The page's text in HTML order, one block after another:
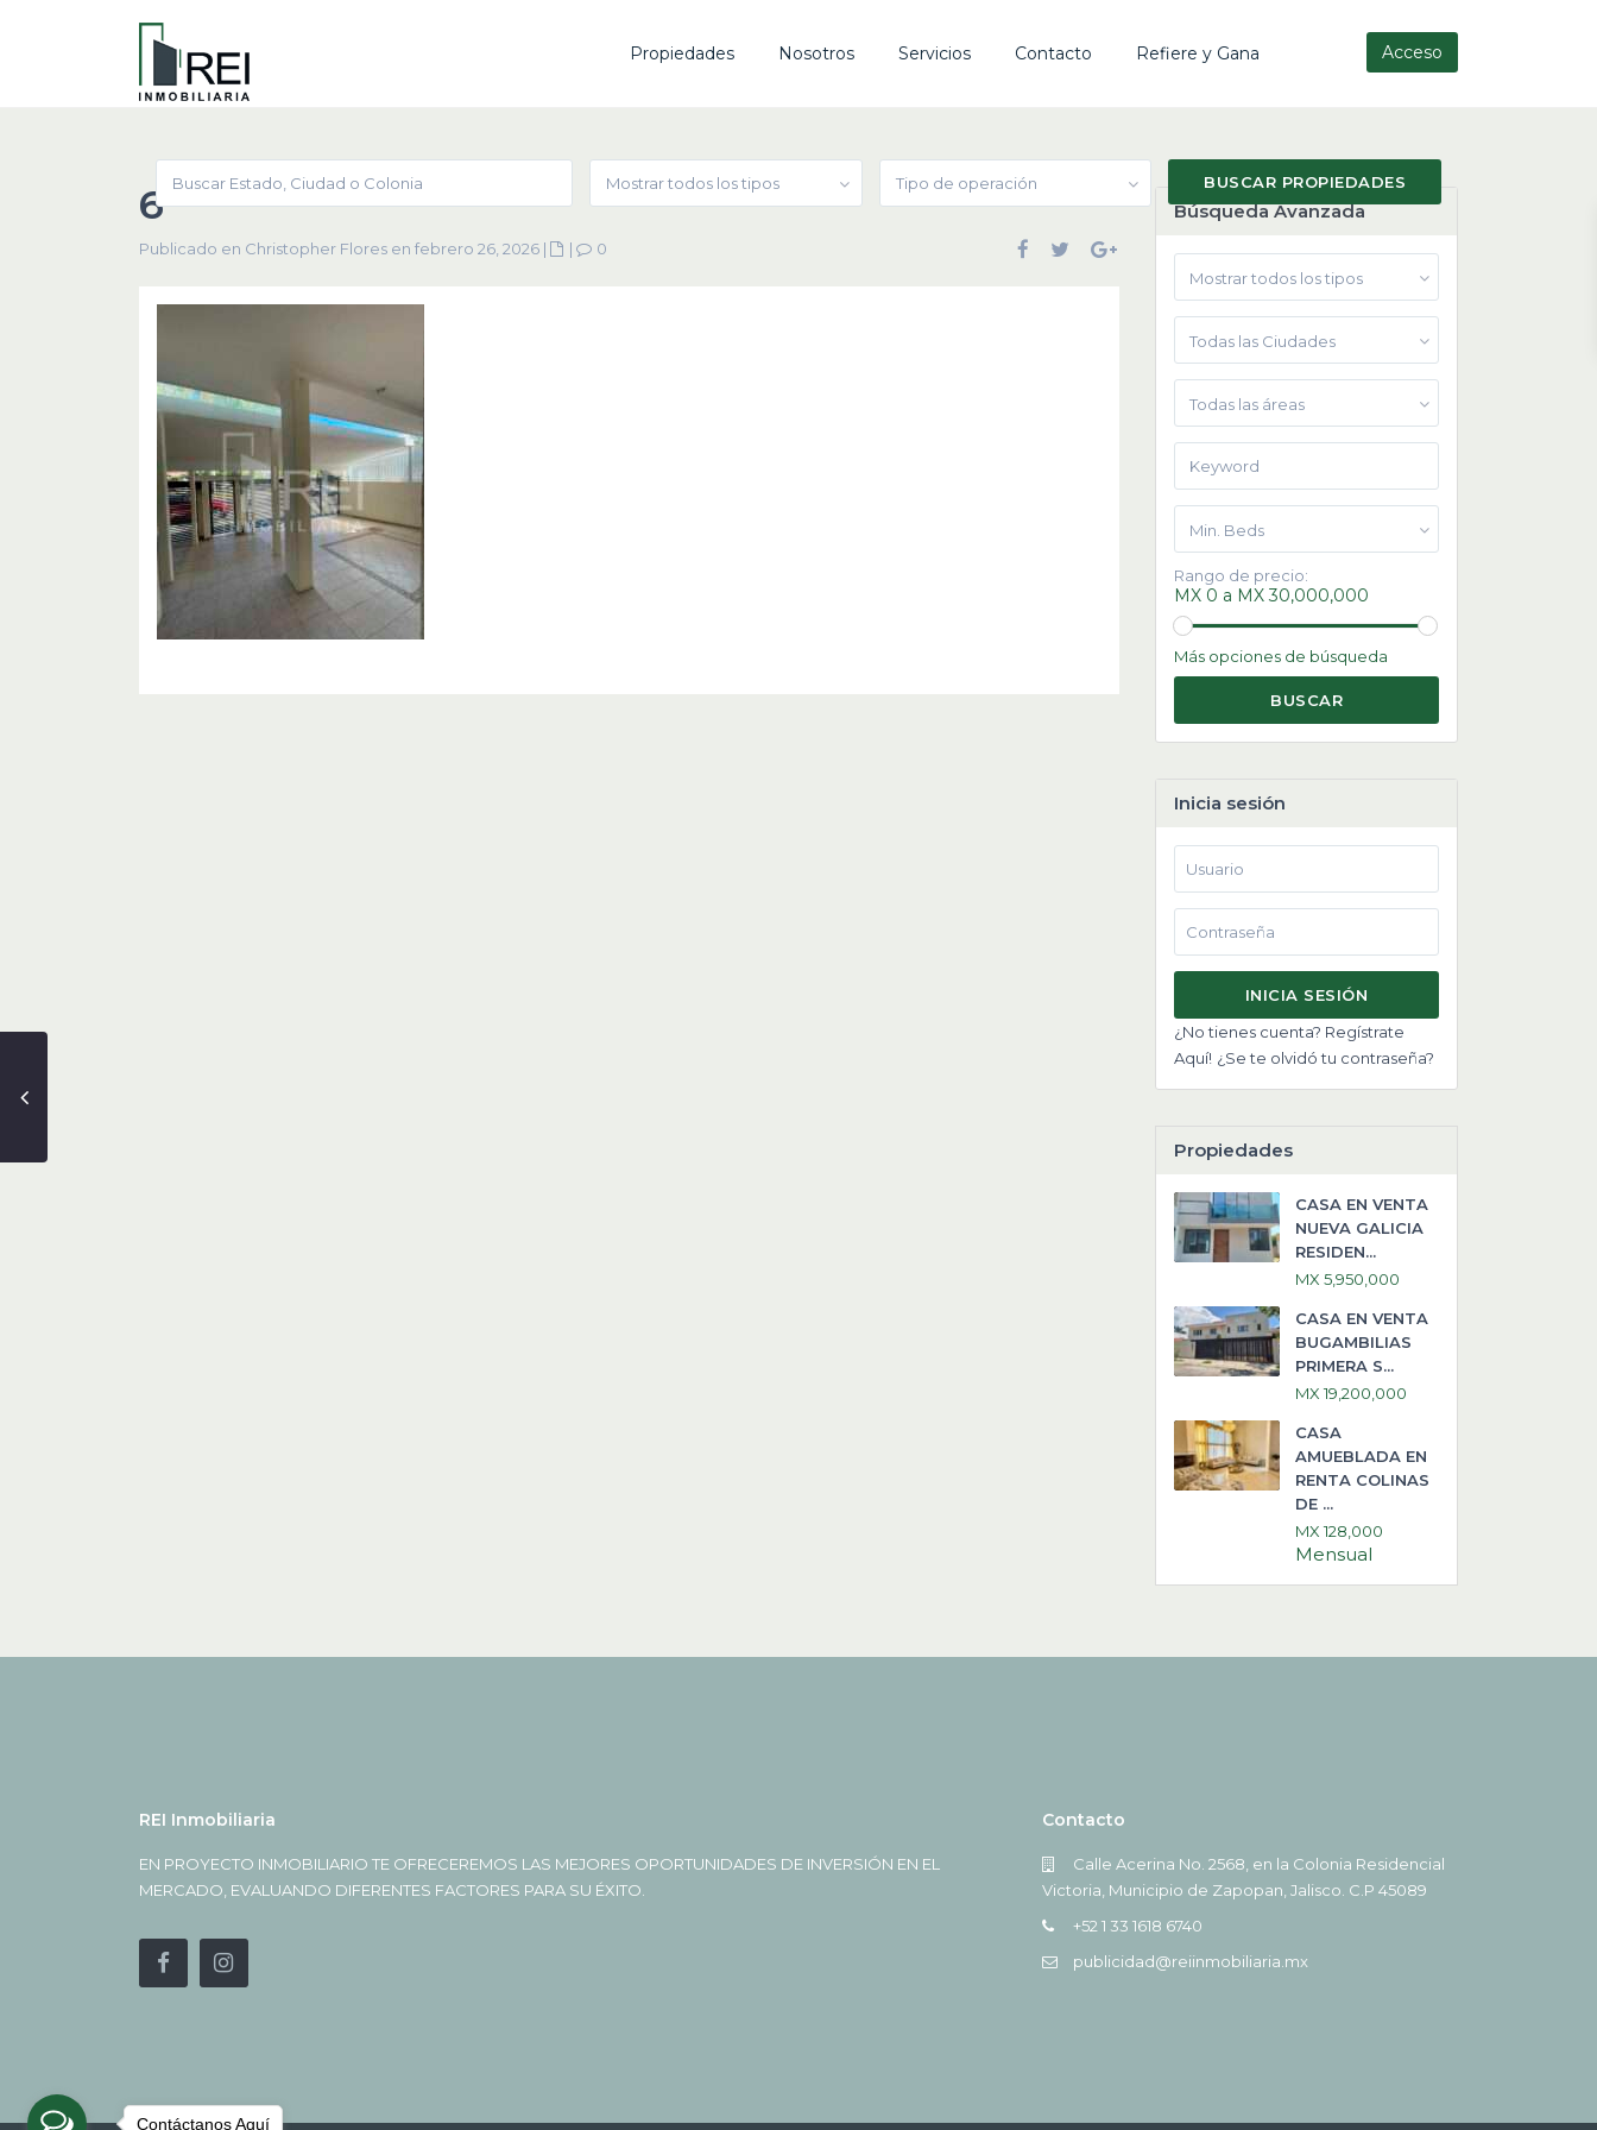
Acceso
Propiedades Nosotros Servicios Contacto Refiere y Gana
Mostrar todos los tipos Tipo de operación
6
Publicado en Christopher Flores en febrero 26, 2026 | | 0
Búsqueda Avanzada
Mostrar todos los tipos
Todas las Ciudades
Todas las áreas
Min. Beds
Rango de precio:
MX 0 a MX 30,000,000
Más opciones de búsqueda
BUSCAR
Inicia sesión
INICIA SESIÓN
¿No tienes cuenta? Regístrate
Aquí! ¿Se te olvidó tu contraseña?
Propiedades
CASA EN VENTA
NUEVA GALICIA
RESIDEN...
MX 5,950,000
CASA EN VENTA
BUGAMBILIAS
PRIMERA S...
MX 19,200,000
CASA
AMUEBLADA EN
RENTA COLINAS
DE ...
MX 128,000
Mensual
REI Inmobiliaria
EN PROYECTO INMOBILIARIO TE OFRECEREMOS LAS MEJORES OPORTUNIDADES DE INVERSIÓN EN EL
MERCADO, EVALUANDO DIFERENTES FACTORES PARA SU ÉXITO.
Contacto
Calle Acerina No. 2568, en la Colonia Residencial
Victoria, Municipio de Zapopan, Jalisco. C.P 45089
+52 1 33 1618 6740
publicidad@reiinmobiliaria.mx
Contáctanos Aquí